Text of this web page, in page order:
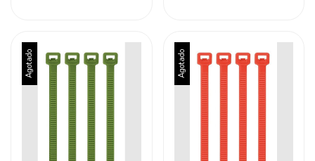
Agotado Agotado